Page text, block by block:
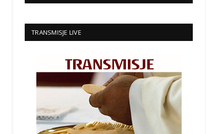
TRANSMISJE LIVE